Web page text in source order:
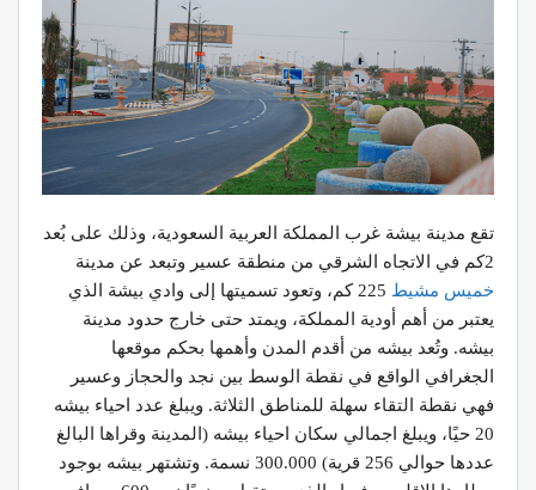
تقع مدينة بيشة غرب المملكة العربية السعودية، وذلك على بُعد
2كم في الاتجاه الشرقي من منطقة عسير وتبعد عن مدينة
خميس مشيط
225 كم، وتعود تسميتها إلى وادي بيشة الذي
يعتبر من أهم أودية المملكة، ويمتد حتى خارج حدود مدينة
بيشه. وتُعد بيشه من أقدم المدن وأهمها بحكم موقعها
الجغرافي الواقع في نقطة الوسط بين نجد والحجاز وعسير
فهي نقطة التقاء سهلة للمناطق الثلاثة. ويبلغ عدد احياء بيشه
20 حيًا، ويبلغ اجمالي سكان احياء بيشه (المدينة وقراها البالغ
عددها حوالي 256 قرية) 300.000 نسمة. وتشتهر بيشه بوجود